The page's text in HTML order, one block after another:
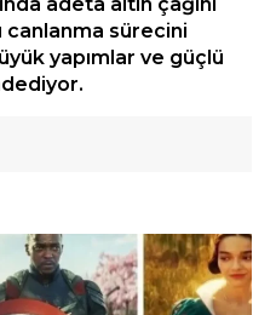
canlanma sürecini
yapımlar ve güçlü